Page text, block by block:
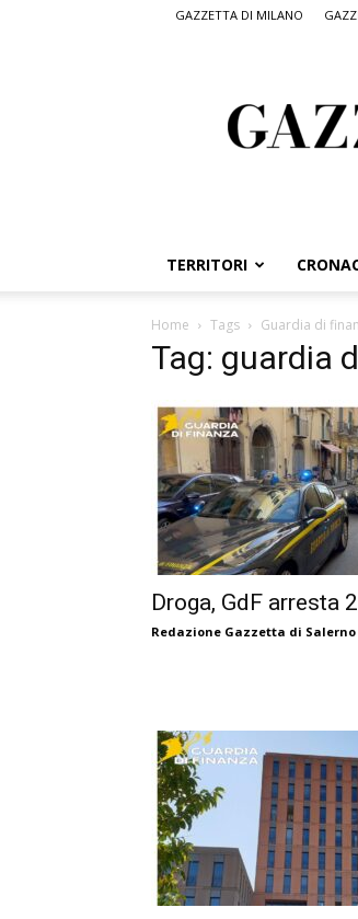
GAZZETTA DI MILANO
TERRITORI
Home Tags Guardia di
Tag: guardia
Droga, GdF arresta
Redazione Gazzetta di Salerno